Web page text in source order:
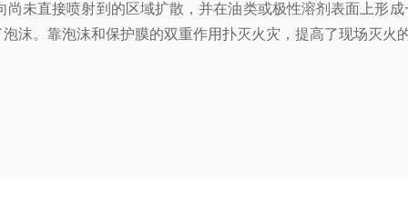
未直接喷射到的区域扩散，并在油类或极性溶剂表面上形成
沫。靠泡沫和保护膜的双重作用扑灭火灾，提高了现场灭火